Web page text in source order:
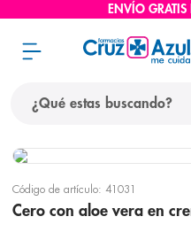
ENVÍO
Código de artículo: 41031
Cero con aloe vera en
términos más
protector solar